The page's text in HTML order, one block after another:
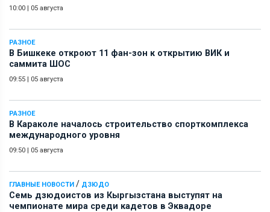
10:00 | 05 августа
РАЗНОЕ
В Бишкеке откроют 11 фан-зон к открытию ВИК и
саммита ШОС
09:55 | 05 августа
РАЗНОЕ
В Караколе началось строительство спорткомплекса
международного уровня
09:50 | 05 августа
ГЛАВНЫЕ НОВОСТИ / ДЗЮДО
Семь дзюдоистов из Кыргызстана выступят на
чемпионате мира среди кадетов в Эквадоре